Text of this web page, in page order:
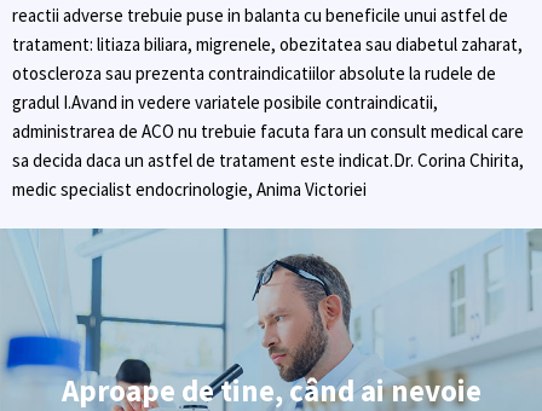
reactii adverse trebuie puse in balanta cu beneficile unui astfel de
tratament: litiaza biliara, migrenele, obezitatea sau diabetul zaharat,
otoscleroza sau prezenta contraindicatiilor absolute la rudele de
gradul I.Avand in vedere variatele posibile contraindicatii,
administrarea de ACO nu trebuie facuta fara un consult medical care
sa decida daca un astfel de tratament este indicat.Dr. Corina Chirita,
medic specialist endocrinologie, Anima Victoriei
Aproape de tine, când ai nevoie